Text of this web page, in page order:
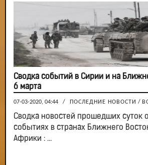
Сводка событий в Сирии и на
6 марта
07-03-2020, 04:44 / ПОСЛЕДНИЕ НОВОСТИ /
Сводка новостей прошедших суток
событиях в странах Ближнего
Африки : ...